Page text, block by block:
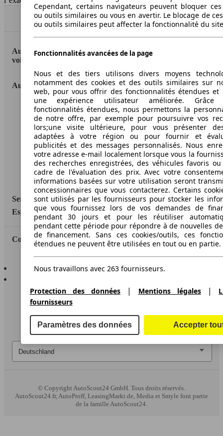
Haut
AutoScout24: la plus grande plateforme en ligne de
voitures en Europe
AutoScout24
A propos d'AutoScout24
Conditions d'utilisation
Informations légales
Protection des données
Accessibility Statement
Service
Espace Pro
Contact
AutoScout24 pour iOS
© CopyrightAutoScout24 GmbH. Tous droits réservés.
AutoScout24.fr, AutoProff, LeasingMarkt.de, Media et Smyle font partie
de la famille AutoScout24.
Cependant, certains navigateurs peuvent bloquer ces
ou outils similaires ou vous en avertir. Le blocage de
ou outils similaires peut affecter la fonctionnalité du
Fonctionnalités avancées de la page
Nous et des tiers utilisons divers moyens
notamment des cookies et des outils similaires sur
web, pour vous offrir des fonctionnalités étendues et
une expérience utilisateur améliorée.
fonctionnalités étendues, nous permettons la
de notre offre, par exemple pour poursuivre vos
lors;une visite ultérieure, pour vous présenter
adaptées à votre région ou pour fournir et
publicités et des messages personnalisés. Nous
votre adresse e-mail localement lorsque vous la
des recherches enregistrées, des véhicules favoris
cadre de l'évaluation des prix. Avec votre
informations basées sur votre utilisation seront
concessionnaires que vous contacterez. Certains
sont utilisés par les fournisseurs pour stocker les
que vous fournissez lors de vos demandes de
pendant 30 jours et pour les réutiliser
pendant cette période pour répondre à de nouvelles
de financement. Sans ces cookies/outils, ces
étendues ne peuvent être utilisées en tout ou en partie.
Nous travaillons avec 263 fournisseurs.
Protection des données | Mentions légales|
fournisseurs
Paramètres des données Accepter